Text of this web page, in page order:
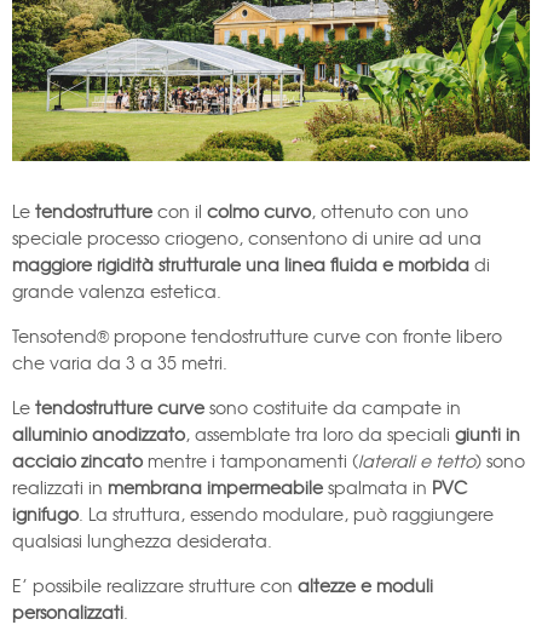
Le tendostrutture con il colmo curvo, ottenuto con uno
speciale processo criogeno, consentono di unire ad una
maggiore rigidità strutturale una linea fluida e morbida di
grande valenza estetica.
Tensotend® propone tendostrutture curve con fronte libero
che varia da 3 a 35 metri.
Le tendostrutture curve sono costituite da campate in
alluminio anodizzato, assemblate tra loro da speciali giunti in
acciaio zincato mentre i tamponamenti (laterali e tetto) sono
realizzati in membrana impermeabile spalmata in PVC
ignifugo . La struttura, essendo modulare, può raggiungere
qualsiasi lunghezza desiderata.
E’ possibile realizzare strutture con altezze e moduli
personalizzati